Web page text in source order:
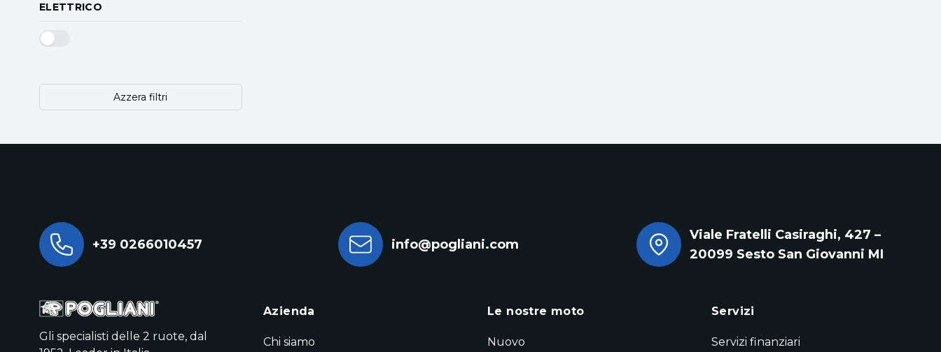
ELETTRICO
Azzera filtri
+39 0266010457 info@pogliani.com
Viale Fratelli Casiraghi, 427 –
20099 Sesto San Giovanni MI
Gli specialisti delle 2 ruote, dal
Azienda
Chi siamo
Le nostre moto
Nuovo
Servizi
Servizi finanziari